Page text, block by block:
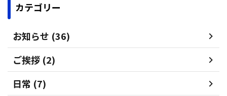
カテゴリー
お知らせ (36)
ご挨拶 (2)
日常 (7)